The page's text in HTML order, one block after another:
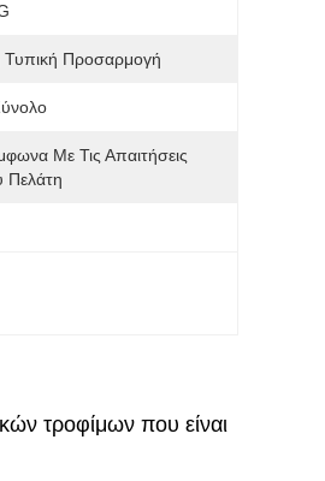
Προσαρμογή
Με Τις Απαιτήσεις
Πελάτη
τροφίμων που είναι